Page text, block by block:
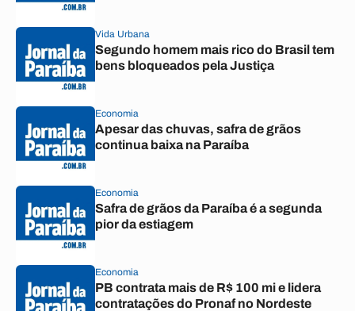
Vida Urbana
Segundo homem mais rico do Brasil tem
bens bloqueados pela Justiça
Economia
Apesar das chuvas, safra de grãos
continua baixa na Paraíba
Economia
Safra de grãos da Paraíba é a segunda
pior da estiagem
Economia
PB contrata mais de R$ 100 mi e lidera
contratações do Pronaf no Nordeste